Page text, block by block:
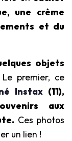
une crème
et du
objets
premier, ce
Instax (11),
aux
Ces photos
un lien !